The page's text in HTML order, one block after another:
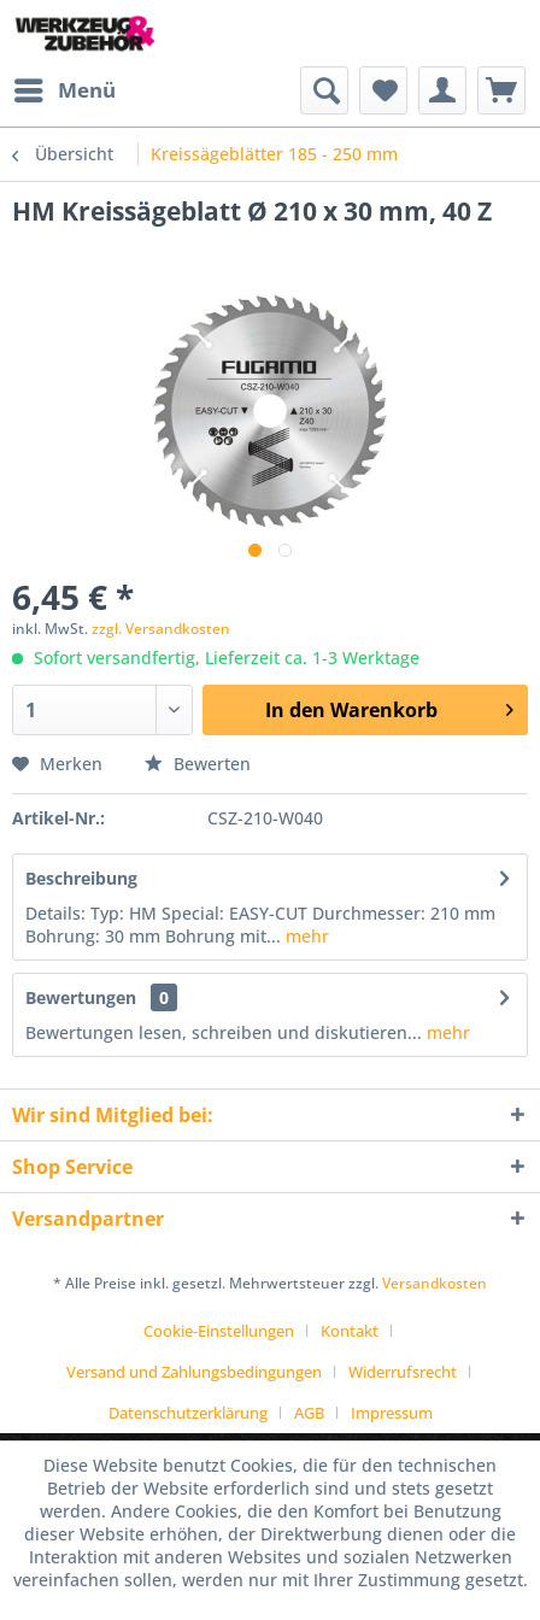
Menü
Übersicht Kreissägeblätter 185 - 250 mm
HM Kreissägeblatt Ø 210 x 30 mm, 40 Z
6,45 € *
inkl. MwSt.zzgl. Versandkosten
Sofort versandfertig, Lieferzeit ca. 1-3 Werktage
In den Warenkorb
Merken Bewerten
Artikel-Nr.: CSZ-210-W040
Beschreibung
Details: Typ: HM Special: EASY-CUT Durchmesser: 210 mm
Bohrung: 30 mm Bohrung mit... mehr
Bewertungen
0
Bewertungen lesen, schreiben und diskutieren... mehr
Wir sind Mitglied bei:
Shop Service
Versandpartner
* Alle Preise inkl. gesetzl. Mehrwertsteuer zzgl.Versandkosten
Cookie-Einstellungen
Kontakt
Versand und Zahlungsbedingungen
Widerrufsrecht
Datenschutzerklärung
AGB Impressum
Diese Website benutzt Cookies, die für den technischen
Betrieb der Website erforderlich sind und stets gesetzt
werden. Andere Cookies, die den Komfort bei Benutzung
dieser Website erhöhen, der Direktwerbung dienen oder die
Interaktion mit anderen Websites und sozialen Netzwerken
vereinfachen sollen, werden nur mit Ihrer Zustimmung gesetzt.